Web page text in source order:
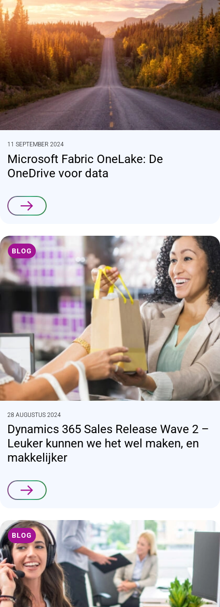
11 SEPTEMBER 2024
Microsoft Fabric OneLake: De
OneDrive voor data
Lees verder
BLOG
28 AUGUSTUS 2024
Dynamics 365 Sales Release Wave 2 –
Leuker kunnen we het wel maken, en
makkelijker
Lees verder
BLOG